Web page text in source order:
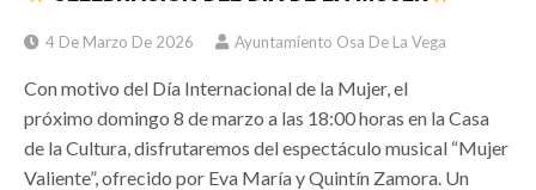
4 De Marzo De 2026 Ayuntamiento Osa De La Vega
Con motivo del Día Internacional de la Mujer, el
próximo domingo 8 de marzo a las 18:00 horas en la Casa
de la Cultura, disfrutaremos del espectáculo musical “Mujer
Valiente”, ofrecido por Eva María y Quintín Zamora. Un